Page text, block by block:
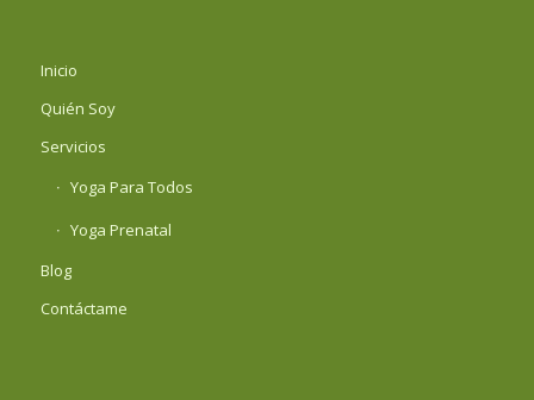
Inicio
Quién Soy
Servicios
Yoga Para Todos
Yoga Prenatal
Blog
Contáctame